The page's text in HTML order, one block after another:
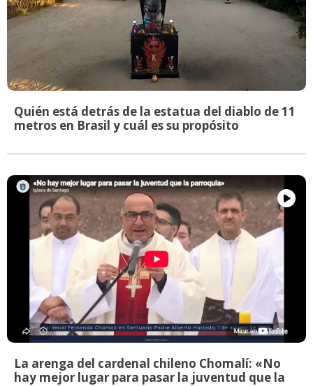
Quién está detrás de la estatua del diablo de 11
metros en Brasil y cuál es su propósito
La arenga del cardenal chileno Chomalí: «No
hay mejor lugar para pasar la juventud que la